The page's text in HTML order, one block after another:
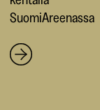
SuomiAreenassa